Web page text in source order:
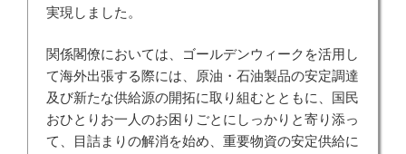
実現しました。
関係閣僚においては、ゴールデンウィークを活用し
て海外出張する際には、原油・石油製品の安定調達
及び新たな供給源の開拓に取り組むとともに、国民
おひとりお一人のお困りごとにしっかりと寄り添っ
て、目詰まりの解消を始め、重要物資の安定供給に